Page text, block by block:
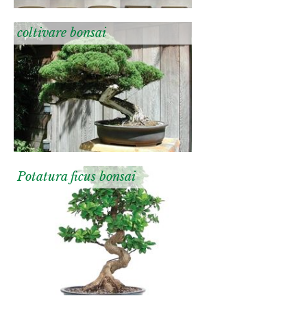
coltivare bonsai
Potatura ficus bonsai